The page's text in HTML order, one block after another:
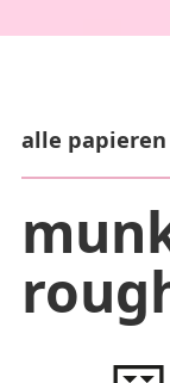
alle papieren